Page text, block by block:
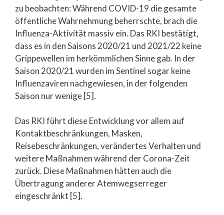
zu beobachten: Während COVID-19 die gesamte
öffentliche Wahrnehmung beherrschte, brach die
Influenza-Aktivität massiv ein. Das RKI bestätigt,
dass es in den Saisons 2020/21 und 2021/22 keine
Grippewellen im herkömmlichen Sinne gab. In der
Saison 2020/21 wurden im Sentinel sogar keine
Influenzaviren nachgewiesen, in der folgenden
Saison nur wenige [5].
Das RKI führt diese Entwicklung vor allem auf
Kontaktbeschränkungen, Masken,
Reisebeschränkungen, verändertes Verhalten und
weitere Maßnahmen während der Corona-Zeit
zurück. Diese Maßnahmen hätten auch die
Übertragung anderer Atemwegserreger
eingeschränkt [5].